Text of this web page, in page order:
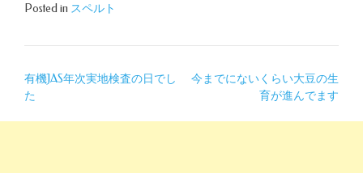
Posted in スペルト
投
稿
ナ
有機JAS年次実地検査の日でし
た
今までにないくらい大豆の生
育が進んでます